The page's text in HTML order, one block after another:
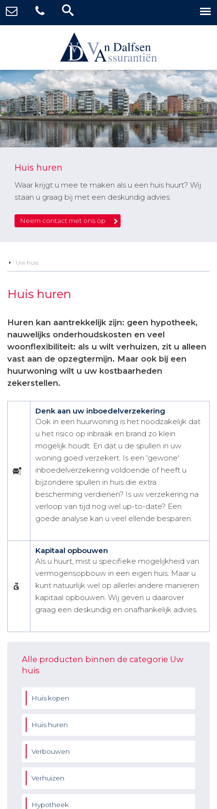
Huis huren
Waar krijgt u mee te maken als u een huis huurt? Wij
staan u graag bij met een deskundig advies.
Neem contact met ons op
Uw huis
Huis huren
Huren kan aantrekkelijk zijn: geen hypotheek,
nauwelijks onderhoudskosten en veel
woonflexibiliteit: als u wilt verhuizen, zit u alleen
vast aan de opzegtermijn. Maar ook bij een
huurwoning wilt u uw kostbaarheden
zekerstellen.
Denk aan uw inboedelverzekering
Ook in een huurwoning is het noodzakelijk dat
u het risico op inbraak en brand zo klein
mogelijk houdt. En dat u de spullen in uw
woning goed verzekert. Is een 'gewone'
inboedelverzekering voldoende of heeft u
bijzondere spullen in huis die extra
bescherming verdienen? Is uw verzekering na
verloop van tijd nog wel up-to-date? Een
goede analyse kan u veel ellende besparen.
Kapitaal opbouwen
Als u huurt, mist u specifieke mogelijkheid van
vermogensopbouw in een eigen huis. Maar u
kunt natuurlijk wel op allerlei andere manieren
kapitaal opbouwen. Wij geven u daarover
graag een deskundig en onafhankelijk advies.
Alle producten binnen de categorie Uw
huis
Huis kopen
Huis huren
Verbouwen
Verhuizen
Hypotheek